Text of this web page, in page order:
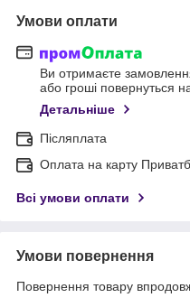
Умови оплати
Ви отримаєте
або гроші повернуться
Детальніше
Післяплата
Оплата на карту
Всі умови оплати
Умови повернення
Повернення товару